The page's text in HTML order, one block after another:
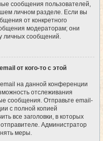
сообщения пользователей,
личном разделе. Если вы
от конкретного
модераторам; они
личных сообщений.
от кого-то с этой
на данной конференции
отслеживания
сообщения. Отправьте email-
с полной копией
все заголовки, в которых
Администратор
меры.